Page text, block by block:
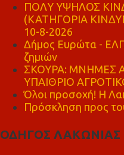
ΠΟΛΥ ΥΨΗΛΟΣ
(ΚΑΤΗΓΟΡΙΑ
10-8-2026
Δήμος Ευρώτα -
ζημιών
ΣΚΟΥΡΑ: ΜΝΗΜΕΣ
ΥΠΑΙΘΡΙΟ
Όλοι προσοχή! Η
Πρόσκληση προς
ΟΔΗΓΟΣ ΛΑΚΩΝΙΑΣ